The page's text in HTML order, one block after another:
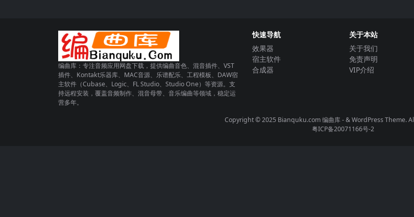
编曲库：专注音频应用网盘下载，提供编曲音色、混音插件、VST
插件、Kontakt乐器库、MAC音源、乐谱配乐、工程模板、DAW宿
主软件（Cubase、Logic、FL Studio、Studio One）等资源。支
持远程安装，覆盖音频制作、混音母带、音乐编曲等领域，稳定运
营多年。
快速导航
效果器
宿主软件
合成器
关于本站
关于我们
免责声明
VIP介绍
Copyright © 2025 Bianquku.com编曲库- & WordPress Theme.
粤ICP备20071166号-2